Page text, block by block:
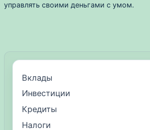
управлять своими деньгами с умом.
Вклады
Инвестиции
Кредиты
Налоги